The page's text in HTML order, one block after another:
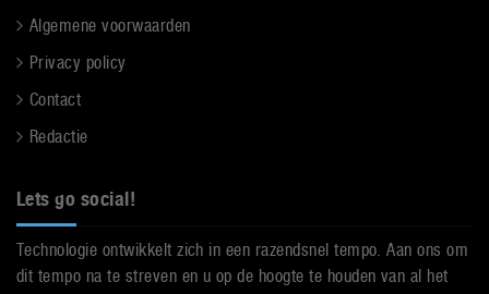
Algemene voorwaarden
Privacy policy
Contact
Redactie
Lets go social!
Technologie ontwikkelt zich in een razendsnel tempo. Aan ons om
dit tempo na te streven en u op de hoogte te houden van al het